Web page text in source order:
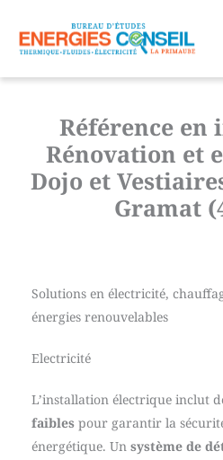
contenu
Référence en
Rénovation et
Dojo et
Gramat
Solutions en électricité,
énergies renouvelables
Electricité
L’installation électrique inclut
faibles pour garantir la
énergétique. Un système de